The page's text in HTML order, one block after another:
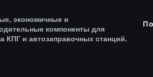
экономичные и
компоненты для
КПГ и автозаправочных станций.